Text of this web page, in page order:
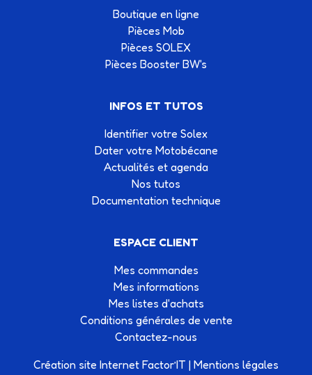
Boutique en ligne
Pièces Mob
Pièces SOLEX
Pièces Booster BW's
INFOS ET TUTOS
Identifier votre Solex
Dater votre Motobécane
Actualités et agenda
Nos tutos
Documentation technique
ESPACE CLIENT
Mes commandes
Mes informations
Mes listes d'achats
Conditions générales de vente
Contactez-nous
Création site Internet Factor’IT | Mentions légales